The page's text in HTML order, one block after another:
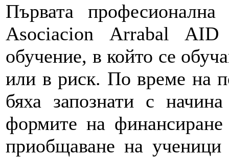
Първата
Asociacion Arrabal
обучение, в който се
или в риск. По време на
бяха запознати с
формите на
приобщаване на